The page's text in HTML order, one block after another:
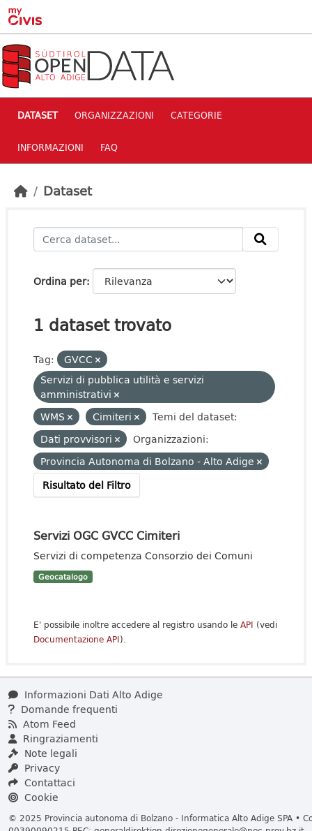
Skip to main content
DATASET ORGANIZZAZIONI CATEGORIE
INFORMAZIONI FAQ
Dataset
Ordina per
1 dataset trovato
Tag:
GVCC
Servizi di pubblica utilità e servizi
amministrativi
WMS
Cimiteri
Temi del dataset:
Dati provvisori
Organizzazioni:
Provincia Autonoma di Bolzano - Alto Adige
Risultato del Filtro
Servizi OGC GVCC Cimiteri
Servizi di competenza Consorzio dei Comuni
Geocatalogo
E' possibile inoltre accedere al registro usando le API (vedi
Documentazione API).
Informazioni Dati Alto Adige
Domande frequenti
Atom Feed
Ringraziamenti
Note legali
Privacy
Contattaci
Cookie
© 2025 Provincia autonoma di Bolzano - Informatica Alto Adige SPA •